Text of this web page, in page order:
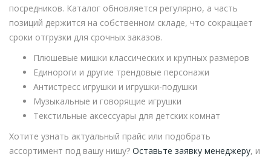
посредников. Каталог обновляется регулярно, а часть
позиций держится на собственном складе, что сокращает
сроки отгрузки для срочных заказов.
Плюшевые мишки классических и крупных размеров
Единороги и другие трендовые персонажи
Антистресс игрушки и игрушки-подушки
Музыкальные и говорящие игрушки
Текстильные аксессуары для детских комнат
Хотите узнать актуальный прайс или подобрать
ассортимент под вашу нишу? Оставьте заявку менеджеру, и